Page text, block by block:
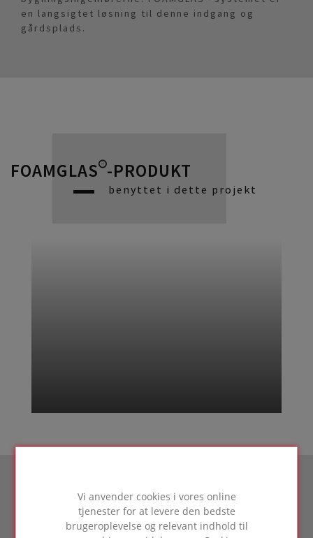
Vi anvender cookies i vores online
tjenester for at levere den bedste
brugeroplevelse og relevant indhold til
en langsigtet løsning til denne indgang og
gårdsplads.
FOAMGLAS®-PRODUKT
benyttet i dette projekt